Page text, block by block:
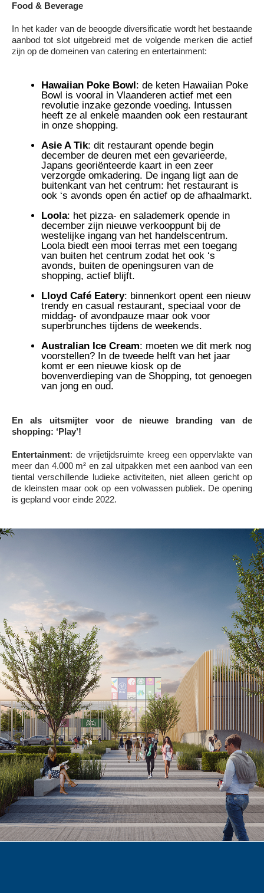
Food & Beverage
In het kader van de beoogde diversificatie wordt het bestaande
aanbod tot slot uitgebreid met de volgende merken die actief
zijn op de domeinen van catering en entertainment:
Hawaiian Poke Bowl: de keten Hawaiian Poke
Bowl is vooral in Vlaanderen actief met een
revolutie inzake gezonde voeding. Intussen
heeft ze al enkele maanden ook een restaurant
in onze shopping.
Asie A Tik: dit restaurant opende begin
december de deuren met een gevarieerde,
Japans georiënteerde kaart in een zeer
verzorgde omkadering. De ingang ligt aan de
buitenkant van het centrum: het restaurant is
ook ‘s avonds open én actief op de afhaalmarkt.
Loola: het pizza- en salademerk opende in
december zijn nieuwe verkooppunt bij de
westelijke ingang van het handelscentrum.
Loola biedt een mooi terras met een toegang
van buiten het centrum zodat het ook ‘s
avonds, buiten de openingsuren van de
shopping, actief blijft.
Lloyd Café Eatery: binnenkort opent een nieuw
trendy en casual restaurant, speciaal voor de
middag- of avondpauze maar ook voor
superbrunches tijdens de weekends.
Australian Ice Cream: moeten we dit merk nog
voorstellen? In de tweede helft van het jaar
komt er een nieuwe kiosk op de
bovenverdieping van de Shopping, tot genoegen
van jong en oud.
En als uitsmijter voor de nieuwe branding van de
shopping: ‘Play’!
Entertainment: de vrijetijdsruimte kreeg een oppervlakte van
meer dan 4.000 m² en zal uitpakken met een aanbod van een
tiental verschillende ludieke activiteiten, niet alleen gericht op
de kleinsten maar ook op een volwassen publiek. De opening
is gepland voor einde 2022.